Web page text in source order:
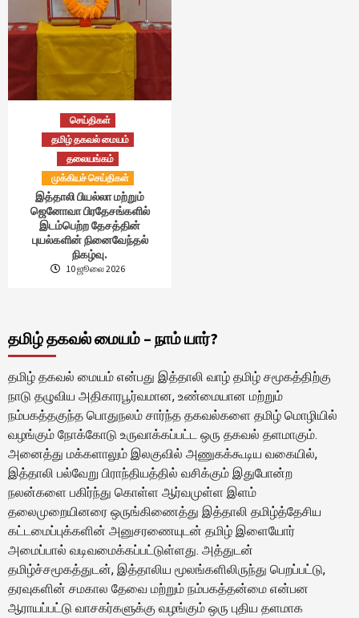
செய்திகள்
தமிழ் தகவல் மையம்
தலையங்கம்
முக்கியச் செய்திகள்
இத்தாலி பியல்லா மற்றும்
ஜெனோவா பிரதேசங்களில்
இடம்பெற்ற தேசத்தின்
புயல்களின் நினைவேந்தல்
நிகழ்வு.
10 ஜூலை 2026
தமிழ் தகவல் மையம் – நாம் யார்?
தமிழ் தகவல் மையம் என்பது இத்தாலி வாழ் தமிழ் சமூகத்திற்கு
நாடு தழுவிய அதிகாரபூர்வமான, உண்மையான மற்றும்
நம்பகத்தகுந்த பொதுநலம் சார்ந்த தகவல்களை தமிழ் மொழியில்
வழங்கும் நோக்கோடு உருவாக்கப்பட்ட ஒரு தகவல் தளமாகும்.
அனைத்து மக்களாலும் இலகுவில் அணுகக்கூடிய வகையில்,
இத்தாலி பல்வேறு பிராந்தியத்தில் வசிக்கும் இதுபோன்ற
நலன்களை பகிர்ந்து கொள்ள ஆர்வமுள்ள இளம்
தலைமுறையினரை ஒருங்கிணைத்து இத்தாலி தமிழ்த்தேசிய
கட்டமைப்புக்களின் அனுசரணையுடன் தமிழ் இளையோர்
அமைப்பால் வடிவமைக்கப்பட்டுள்ளது. அத்துடன்
தமிழ்ச்சமூகத்துடன், இத்தாலிய மூலங்களிலிருந்து பெறப்பட்டு,
தரவுகளின் சமகால தேவை மற்றும் நம்பகத்தன்மை என்பன
ஆராயப்பட்டு வாசகர்களுக்கு வழங்கும் ஒரு புதிய தளமாக